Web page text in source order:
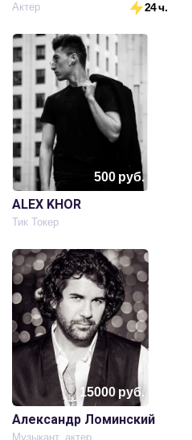
Актер 24 ч.
500руб.
ALEX KHOR
Тик Токер
15000руб.
Александр Ломинский
Музыкант, актер